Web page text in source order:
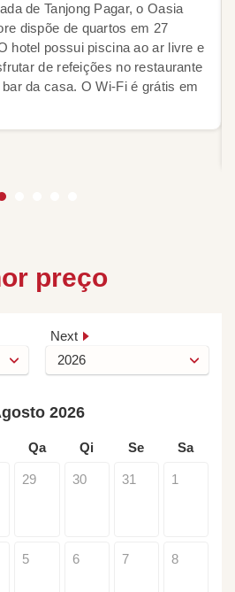
de Tanjong Pagar, o Oasia
dispõe de quartos em 27
hotel possui piscina ao ar livre e
de refeições no restaurante
da casa. O Wi-Fi é grátis em
preço
Next
2026
Qa Qi Se Sa
29 30 31 1
5 6 7 8